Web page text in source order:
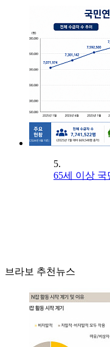
5.
65세 이상 국
브라보 추천뉴스